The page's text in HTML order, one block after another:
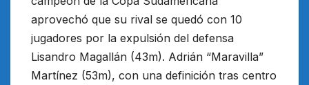
aprovechó que su rival se quedó con 10
jugadores por la expulsión del defensa
Lisandro Magallán (43m). Adrián “Maravilla”
Martínez (53m), con una definición tras centro